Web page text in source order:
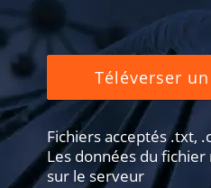
Téléverser
Fichiers acceptés .txt,
Les données du fichier
sur le serveur